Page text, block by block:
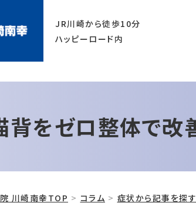
JR川崎から徒歩10分
ハッピーロード内
背をゼロ整体で改
川崎南幸TOP コラム 症状から記事を探す